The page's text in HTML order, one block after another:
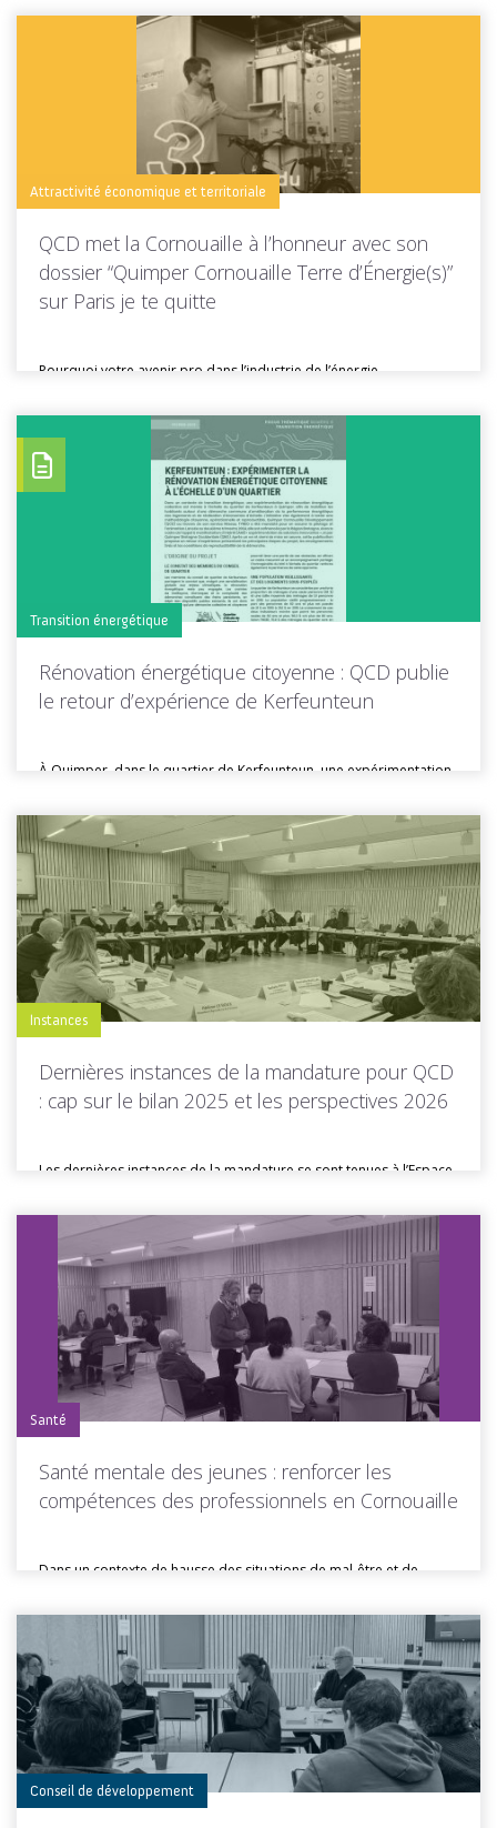
Toutes les actus de cette rubrique
Attractivité économique et territoriale
QCD met la Cornouaille à l’honneur avec son
dossier “Quimper Cornouaille Terre d’Énergie(s)”
sur Paris je te quitte
Pourquoi votre avenir pro dans l’industrie de l’énergie
Toutes les actus de cette rubrique
Transition énergétique
Rénovation énergétique citoyenne : QCD publie
le retour d’expérience de Kerfeunteun
À Quimper, dans le quartier de Kerfeunteun, une expérimentation
Toutes les actus de cette rubrique LIRE LA SUITE
Instances
Dernières instances de la mandature pour QCD
: cap sur le bilan 2025 et les perspectives 2026
Les dernières instances de la mandature se sont tenues à l’Espace
Toutes les actus de cette rubrique LIRE LA SUITE
Santé
Santé mentale des jeunes : renforcer les
compétences des professionnels en Cornouaille
Dans un contexte de hausse des situations de mal-être et de
Toutes les actus de cette rubrique LIRE LA SUITE
Conseil de développement